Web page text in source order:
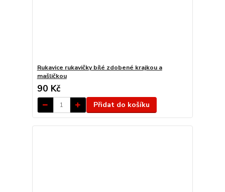
Rukavice rukavičky bílé zdobené krajkou a
mašličkou
90 Kč
Přidat do košíku